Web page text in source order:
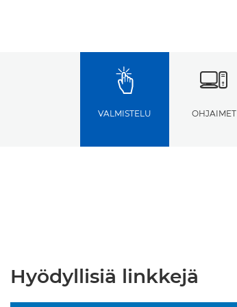
VALMISTELU OHJAIMET
Hyödyllisiä linkkejä